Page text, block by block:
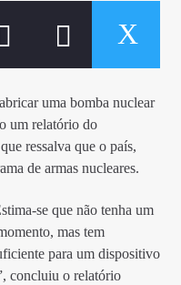
uma bomba nuclear
um relatório do
ressalva que o país,
de armas nucleares.
se que não tenha um
mas tem
para um dispositivo
concluiu o relatório